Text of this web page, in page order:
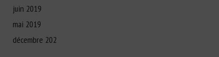
juin 2019
mai 2019
décembre 202